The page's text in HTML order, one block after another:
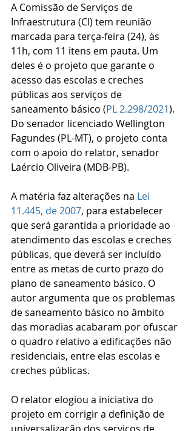
A Comissão de Serviços de
Infraestrutura (CI) tem reunião
marcada para terça-feira (24), às
11h, com 11 itens em pauta. Um
deles é o projeto que garante o
acesso das escolas e creches
públicas aos serviços de
saneamento básico (PL 2.298/2021).
Do senador licenciado Wellington
Fagundes (PL-MT), o projeto conta
com o apoio do relator, senador
Laércio Oliveira (MDB-PB).
A matéria faz alterações na Lei
11.445, de 2007, para estabelecer
que será garantida a prioridade ao
atendimento das escolas e creches
públicas, que deverá ser incluído
entre as metas de curto prazo do
plano de saneamento básico. O
autor argumenta que os problemas
de saneamento básico no âmbito
das moradias acabaram por ofuscar
o quadro relativo a edificações não
residenciais, entre elas escolas e
creches públicas.
O relator elogiou a iniciativa do
projeto em corrigir a definição de